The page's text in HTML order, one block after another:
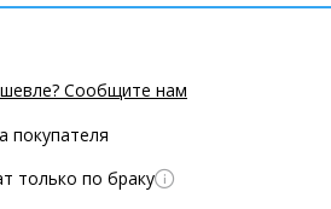
Сообщите нам
покупателя
только по браку